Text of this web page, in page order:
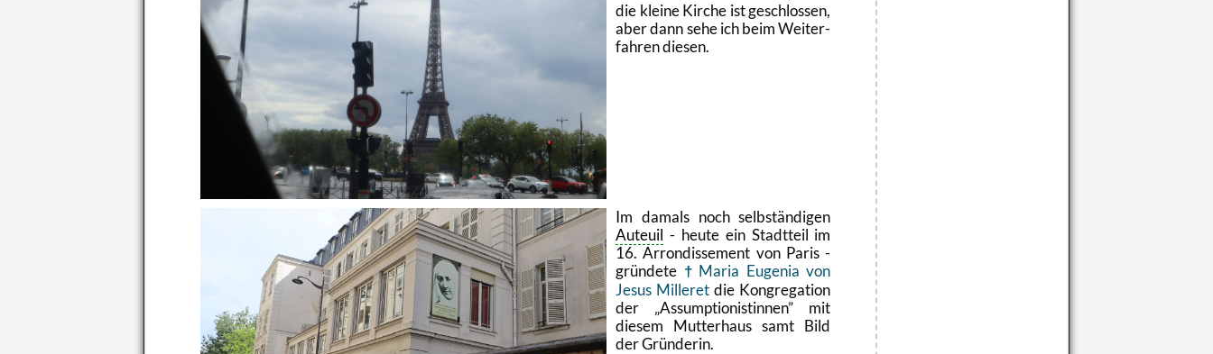
die klei­ne Kir­che ist ge­schlos­sen,
aber dann sehe ich beim Wei­ter­
fah­ren die­sen.
Im da­mals noch selb­stän­di­gen
Au­teuil - heute ein Stadt­teil im
16. Ar­ron­dis­se­ment von Paris -
grün­de­te
Maria Eu­ge­nia von
Jesus Mil­le­ret die Kon­gre­ga­ti­on
der
As­sump­tio­nis­tin­nen
mit
die­sem Mut­ter­haus samt Bild
der Grün­de­rin.